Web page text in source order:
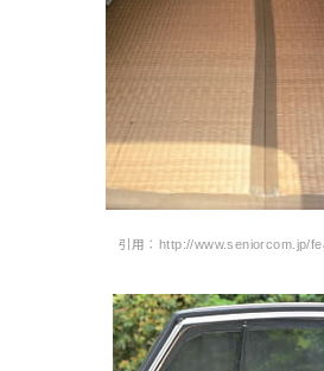
引用：http://www.seniorcom.jp/